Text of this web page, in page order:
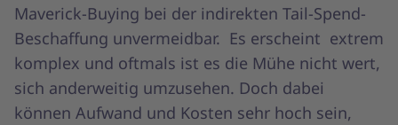
Maverick-Buying bei der indirekten Tail-Spend-
Beschaffung unvermeidbar. Es erscheint extrem
komplex und oftmals ist es die Mühe nicht wert,
sich anderweitig umzusehen. Doch dabei
können Aufwand und Kosten sehr hoch sein,